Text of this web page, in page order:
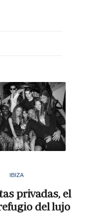
IBIZA
privadas, el
del lujo